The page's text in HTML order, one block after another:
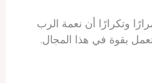
وتكرارًا أن نعمة الرب
بقوة في هذا المجال.